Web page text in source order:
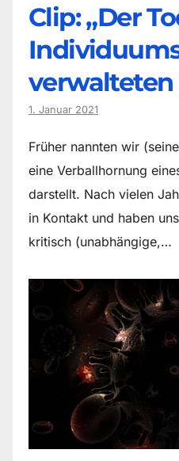
Clip: „Der
verwalteten
1. Januar 2021
Früher nannten wir
eine Verballhornung
darstellt. Nach vielen
in Kontakt und haben
kritisch (unabhängige,…